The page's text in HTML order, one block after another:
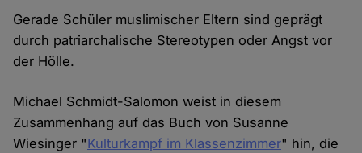
Gerade Schüler muslimischer Eltern sind geprägt
durch patriarchalische Stereotypen oder Angst vor
der Hölle.
Michael Schmidt-Salomon weist in diesem
Zusammenhang auf das Buch von Susanne
Wiesinger "Kulturkampf im Klassenzimmer" hin, die